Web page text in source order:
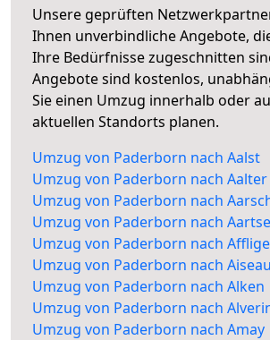
Unsere geprüften
Ihnen unverbindliche Angebote,
Ihre Bedürfnisse zugeschnitten
Angebote sind kostenlos,
Sie einen Umzug innerhalb oder
aktuellen Standorts planen.
Umzug von Paderborn nach Aalst
Umzug von Paderborn nach Aalter
Umzug von Paderborn nach
Umzug von Paderborn nach
Umzug von Paderborn nach
Umzug von Paderborn nach
Umzug von Paderborn nach Alken
Umzug von Paderborn nach
Umzug von Paderborn nach Amay